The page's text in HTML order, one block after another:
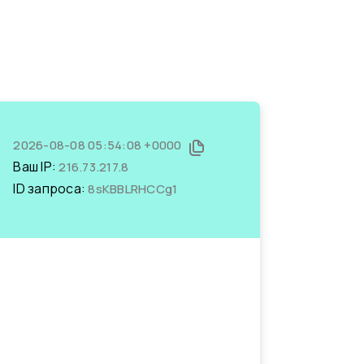
2026-08-08 05:54:08 +0000
Ваш IP:216.73.217.8
ID запроса:8sKBBLRHCCg1